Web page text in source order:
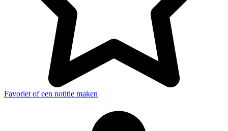
Favoriet of een notitie maken